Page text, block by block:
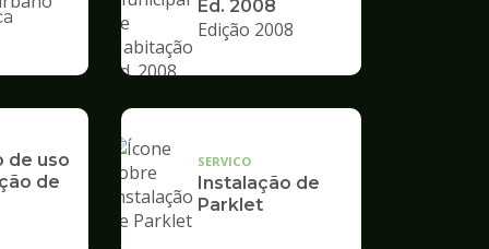
Ed. 2008
Edição 2008
de uso
de
SERVICO
Instalação de
Parklet